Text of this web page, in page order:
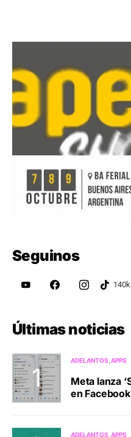
Seguinos
Últimas noticias
ADELANTOS APPS
Meta lanza
en
ADELANTOS APPS